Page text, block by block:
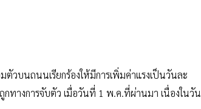
ตัวบนถนนเรียกร้องให้มีการเพิ่มค่าแรงเป็นวันละ
ทางการจับตัว เมื่อวันที่ 1 พ.ค.ที่ผ่านมา เนื่องในวัน